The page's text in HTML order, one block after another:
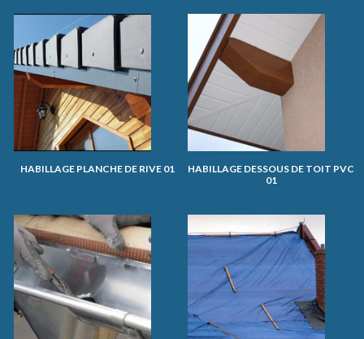
HABILLAGE PLANCHE DE RIVE 01
HABILLAGE DESSOUS DE TOIT PVC
01